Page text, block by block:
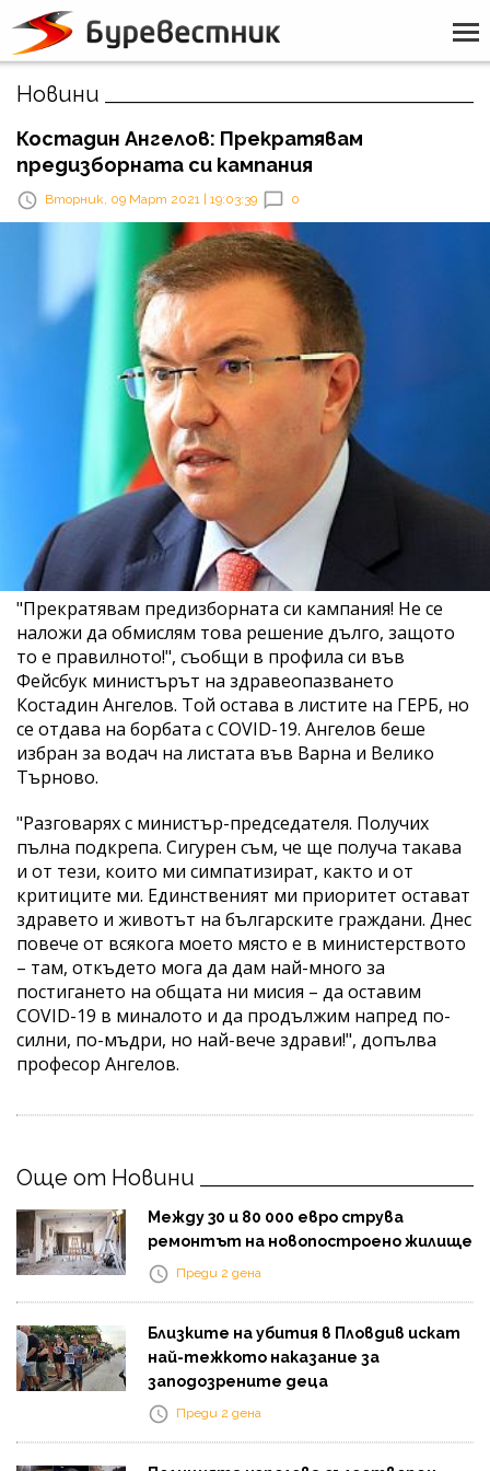
Новини
Костадин Ангелов: Прекратявам
предизборната си кампания
Вторник, 09 Март 2021 | 19:03:39 0
"Прекратявам предизборната си кампания! Не се
наложи да обмислям това решение дълго, защото
то е правилното!", съобщи в профила си във
Фейсбук министърът на здравеопазването
Костадин Ангелов. Той остава в листите на ГЕРБ, но
се отдава на борбата с COVID-19. Ангелов беше
избран за водач на листата във Варна и Велико
Търново.
"Разговарях с министър-председателя. Получих
пълна подкрепа. Сигурен съм, че ще получа такава
и от тези, които ми симпатизират, както и от
критиците ми. Единственият ми приоритет остават
здравето и животът на българските граждани. Днес
повече от всякога моето място е в министерството
– там, откъдето мога да дам най-много за
постигането на общата ни мисия – да оставим
COVID-19 в миналото и да продължим напред по-
силни, по-мъдри, но най-вече здрави!", допълва
професор Ангелов.
Още от Новини
Между 30 и 80 000 евро струва
ремонтът на новопостроено жилище
Преди 2 дена
Близките на убития в Пловдив искат
най-тежкото наказание за
заподозрените деца
Преди 2 дена